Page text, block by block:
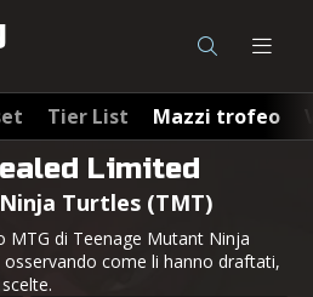
Tier List Mazzi trofeo
Limited
Turtles (TMT)
MTG di Teenage Mutant Ninja
come li hanno draftati,